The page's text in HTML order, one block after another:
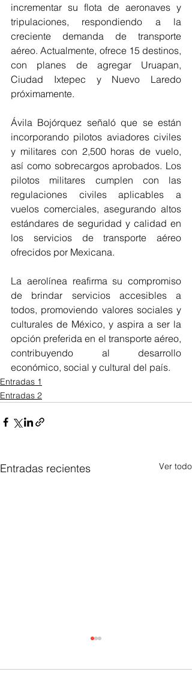
incrementar su flota de aeronaves y
tripulaciones, respondiendo a la
creciente demanda de transporte
aéreo. Actualmente, ofrece 15 destinos,
con planes de agregar Uruapan,
Ciudad Ixtepec y Nuevo Laredo
próximamente.
Ávila Bojórquez señaló que se están
incorporando pilotos aviadores civiles
y militares con 2,500 horas de vuelo,
así como sobrecargos aprobados. Los
pilotos militares cumplen con las
regulaciones civiles aplicables a
vuelos comerciales, asegurando altos
estándares de seguridad y calidad en
los servicios de transporte aéreo
ofrecidos por Mexicana.
La aerolínea reafirma su compromiso
de brindar servicios accesibles a
todos, promoviendo valores sociales y
culturales de México, y aspira a ser la
opción preferida en el transporte aéreo,
contribuyendo al desarrollo
económico, social y cultural del país.
Entradas 1
Entradas 2
Entradas recientes Ver todo